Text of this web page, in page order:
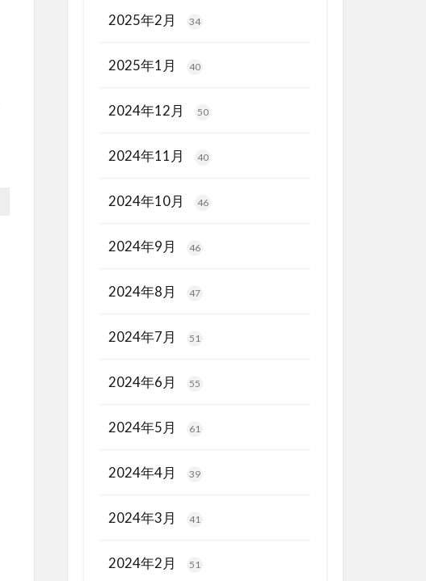
2025年2月 34
2025年1月 40
2024年12月 50
2024年11月 40
2024年10月 46
2024年9月 46
2024年8月 47
2024年7月 51
2024年6月 55
2024年5月 61
2024年4月 39
2024年3月 41
2024年2月 51